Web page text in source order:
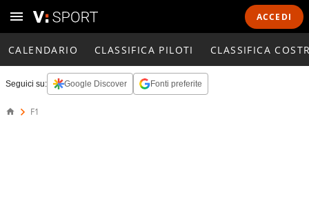
ACCEDI
CALENDARIO CLASSIFICA PILOTI CLASSIFICA
Seguici su: Google Discover Fonti preferite
F1